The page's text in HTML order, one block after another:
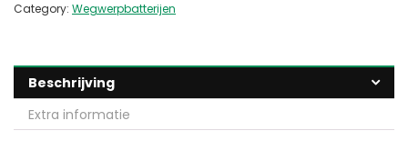
Category: Wegwerpbatterijen
Beschrijving
Extra informatie